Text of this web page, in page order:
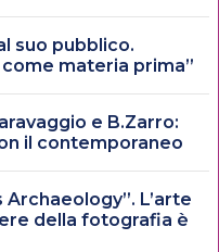
suo pubblico.
materia prima”
e B.Zarro:
il contemporaneo
L’arte
della fotografia è